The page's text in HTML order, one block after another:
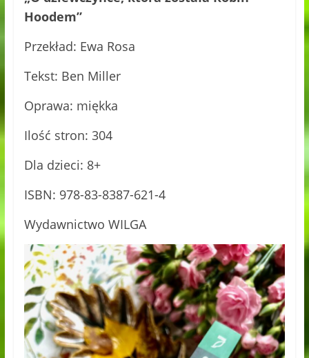
Hoodem”
Przekład: Ewa Rosa
Tekst: Ben Miller
Oprawa: miękka
Ilość stron: 304
Dla dzieci: 8+
ISBN: 978-83-8387-621-4
Wydawnictwo WILGA